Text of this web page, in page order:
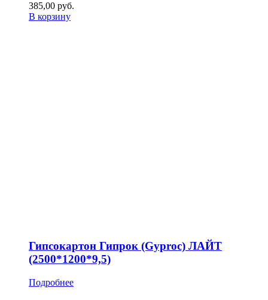
385,00 руб.
В корзину
Гипсокартон Гипрок (Gyproc) ЛАЙТ
(2500*1200*9,5)
Подробнее